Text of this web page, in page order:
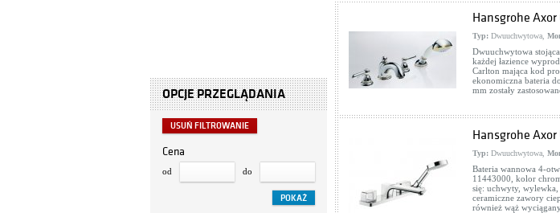
OPCJE PRZEGLĄDANIA
USUŃ FILTROWANIE
Cena
od do
Hansgrohe
Typ: Dwuuchwytowa,
Dwuuchwytowa
każdej łazience
Carlton mająca kod
ekonomiczna bateria
mm zostały
Hansgrohe
Typ: Dwuuchwytowa,
Bateria wannowa 4-
11443000, kolor
się: uchwyty, wylewka,
ceramiczne zawory
również wąż